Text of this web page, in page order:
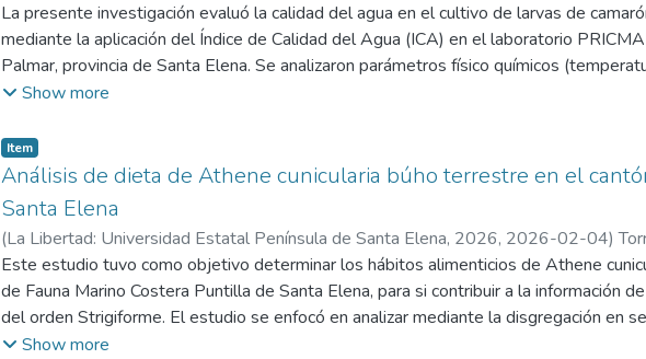
Arteaga Figueroa, Gregoria
La presente investigación evaluó la calidad del agua en el cultivo de larvas de
mediante la aplicación del Índice de Calidad del Agua (ICA) en el laboratorio
Palmar, provincia de Santa Elena. Se analizaron parámetros físico químicos
fosfatos, sólidos disueltos totales y turbidez) y microbiológicos (coliformes fecales)
disuelto (5,9 mg/L) se mantuvieron dentro de los rangos óptimos recomendados para
supervivencia larvaria entre 75 % y 85 %. La concentración de nitratos y fosfatos
de los tanques, evidenciando acumulación de materia orgánica, aunque sin afectar
del agua. El análisis microbiológico reveló baja presencia de coliformes fecales,
valor del ICA clasificó la calidad del agua como “Buena” en la mayoría de los
adecuado del sistema.
Show more
Item
Análisis de dieta de Athene cunicularia búho terrestre en el
Santa Elena
(La Libertad: Universidad Estatal Península de Santa Elena, 2026, 2026-02-04)
Izurieta, Douglas Franklin
Este estudio tuvo como objetivo determinar los hábitos alimenticios de Athene
de Fauna Marino Costera Puntilla de Santa Elena, para si contribuir a la información
del orden Strigiforme. El estudio se enfocó en analizar mediante la disgregación en
egagrópilas recolectadas en la reserva, en las cuales se encontraron , un total de
Show more